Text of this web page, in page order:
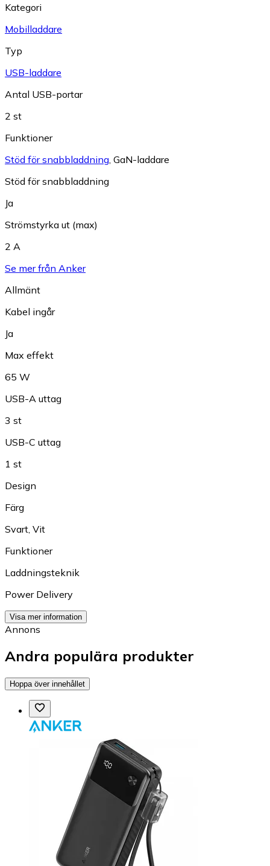
Kategori
Mobilladdare
Typ
USB-laddare
Antal USB-portar
2 st
Funktioner
Stöd för snabbladdning GaN-laddare
Stöd för snabbladdning
Ja
Strömstyrka ut (max)
2 A
Se mer från Anker
Allmänt
Kabel ingår
Ja
Max effekt
65 W
USB-A uttag
3 st
USB-C uttag
1 st
Design
Färg
Svart Vit
Funktioner
Laddningsteknik
Power Delivery
Visa mer information
Annons
Andra populära produkter
Hoppa över innehållet